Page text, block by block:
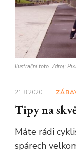
Ilustrační foto. Zdroj:
21.8.2020
Tipy na
Máte rádi
spárech